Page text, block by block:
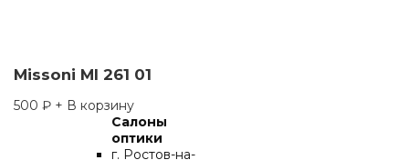
Missoni MI 261 01
500 ₽ + В корзину
Салоны
оптики
г. Ростов-на-